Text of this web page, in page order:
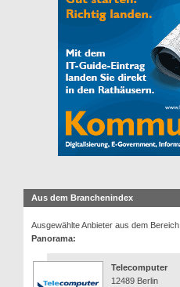
Aus dem Branchenindex
Ausgewählte Anbieter aus dem Bereich
Panorama:
Telecomputer
12489 Berlin